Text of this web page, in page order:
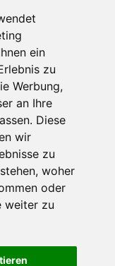
ein
zu
Werbung,
an Ihre
Diese
wir
zu
woher
oder
weiter zu
im
Rechten
•
• Datenschutz